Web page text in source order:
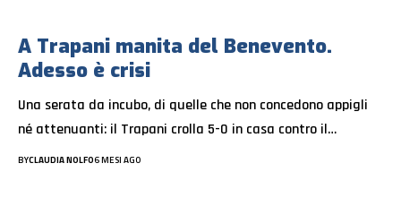
A Trapani manita del Benevento.
Adesso è crisi
Una serata da incubo, di quelle che non concedono appigli
né attenuanti: il Trapani crolla 5-0 in casa contro il…
BYCLAUDIA NOLFO6 MESI AGO